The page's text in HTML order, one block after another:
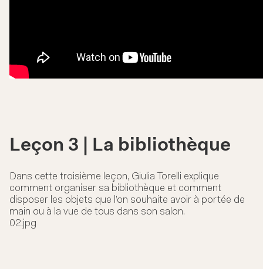
Leçon 3 | La bibliothèque
Dans cette troisième leçon, Giulia Torelli explique
comment organiser sa bibliothèque et comment
disposer les objets que l’on souhaite avoir à portée de
main ou à la vue de tous dans son salon.
02.jpg